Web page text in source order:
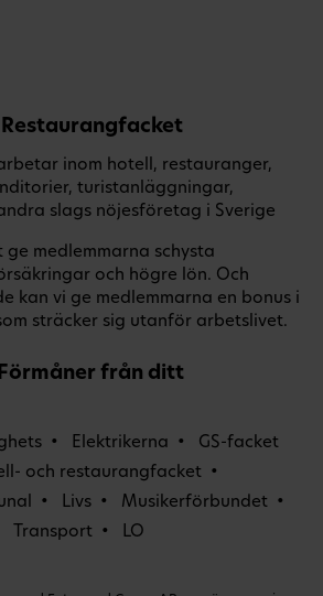
inom hotell, restauranger,
turistanläggningar,
slags nöjesföretag i Sverige
ge medlemmarna schysta
och högre lön. Och
kan vi ge medlemmarna en bonus i
sträcker sig utanför arbetslivet.
från ditt
Elektrikerna
GS-facket
och restaurangfacket
Livs
Musikerförbundet
Transport LO